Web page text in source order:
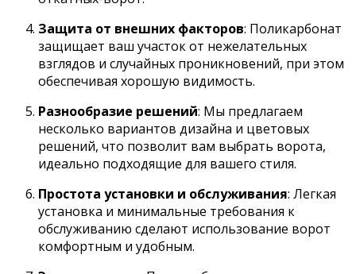
Защита от внешних факторов: Поликарбонат
защищает ваш участок от нежелательных
взглядов и случайных проникновений, при этом
обеспечивая хорошую видимость.
Разнообразие решений: Мы предлагаем
несколько вариантов дизайна и цветовых
решений, что позволит вам выбрать ворота,
идеально подходящие для вашего стиля.
Простота установки и обслуживания: Легкая
установка и минимальные требования к
обслуживанию сделают использование ворот
комфортным и удобным.